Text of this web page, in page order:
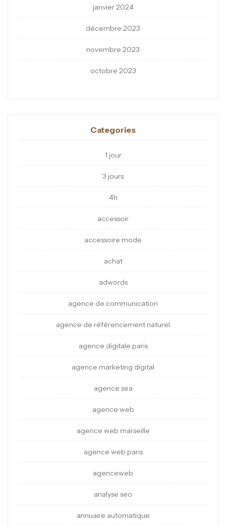
janvier 2024
décembre 2023
novembre 2023
octobre 2023
Categories
1 jour
3 jours
4h
accessoir
accessoire mode
achat
adwords
agence de communication
agence de référencement naturel
agence digitale paris
agence marketing digital
agence sea
agence web
agence web marseille
agence web paris
agenceweb
analyse seo
annuaire automatique